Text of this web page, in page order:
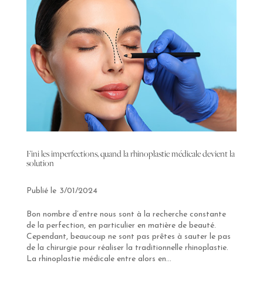
Fini les imperfections, quand la rhinoplastie médicale devient la
solution
3/01/2024
Bon nombre d’entre nous sont à la recherche constante
de la perfection, en particulier en matière de beauté.
Cependant, beaucoup ne sont pas prêtes à sauter le pas
de la chirurgie pour réaliser la traditionnelle rhinoplastie.
La rhinoplastie médicale entre alors en...